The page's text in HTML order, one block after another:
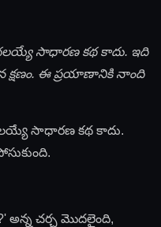
సాధారణ కథ కాదు. ఇది
క్షణం. ఈ ప్రయాణానికి నాంది
సాధారణ కథ కాదు.
అన్న చర్చ మొదలైంది,